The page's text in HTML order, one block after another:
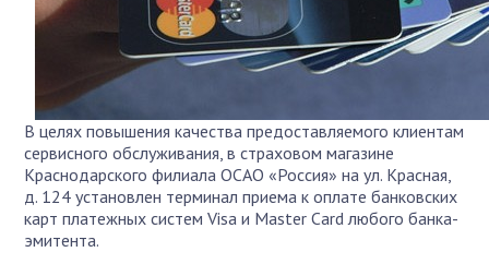
В целях повышения качества предоставляемого клиентам
сервисного обслуживания, в страховом магазине
Краснодарского филиала ОСАО «Россия» на ул. Красная,
д. 124 установлен терминал приема к оплате банковских
карт платежных систем Visa и Master Card любого банка-
эмитента.